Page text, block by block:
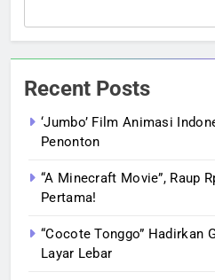
Recent Posts
‘Jumbo’ Film Animasi
Penonton
“A Minecraft Movie”, Raup
Pertama!
“Cocote Tonggo” Hadirkan
Layar Lebar